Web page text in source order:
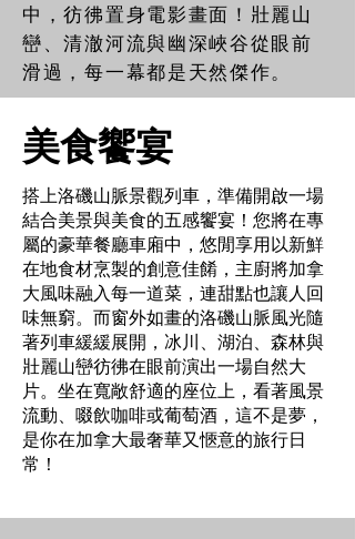
中，彷彿置身電影畫面！壯麗山
巒、清澈河流與幽深峽谷從眼前
滑過，每一幕都是天然傑作。
美食饗宴
搭上洛磯山脈景觀列車，準備開啟一場
結合美景與美食的五感饗宴！您將在專
屬的豪華餐廳車廂中，悠閒享用以新鮮
在地食材烹製的創意佳餚，主廚將加拿
大風味融入每一道菜，連甜點也讓人回
味無窮。而窗外如畫的洛磯山脈風光隨
著列車緩緩展開，冰川、湖泊、森林與
壯麗山巒彷彿在眼前演出一場自然大
片。坐在寬敞舒適的座位上，看著風景
流動、啜飲咖啡或葡萄酒，這不是夢，
是你在加拿大最奢華又愜意的旅行日
常！